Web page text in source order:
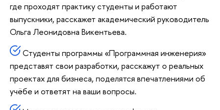
где проходят практику студенты и работают
выпускники, расскажет академический руководитель
Ольга Леонидовна Викентьева.
Студенты программы «Программная инженерия»
представят свои разработки, расскажут о реальных
проектах для бизнеса, поделятся впечатлениями об
учёбе и ответят на ваши вопросы.